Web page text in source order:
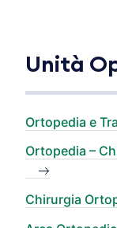
Unità
Ortopedia e
Ortopedia –
Chirurgia